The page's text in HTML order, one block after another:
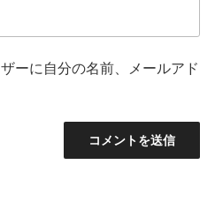
ーに自分の名前、メールアド